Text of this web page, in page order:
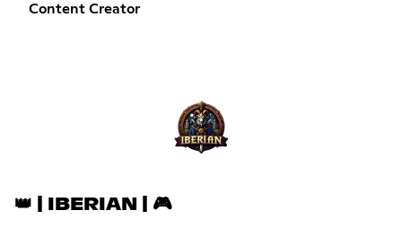
Content Creator
👑 | IBERIAN | 🎮